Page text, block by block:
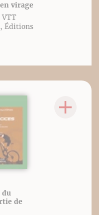
virage
VTT
Éditions
du
de